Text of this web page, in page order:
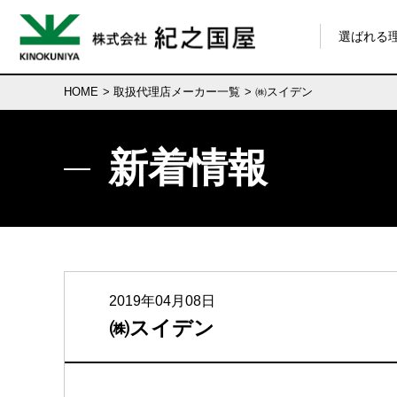
選ばれる
HOME > 取扱代理店メーカー一覧 > ㈱スイデン
新着情報
2019年04月08日
㈱スイデン